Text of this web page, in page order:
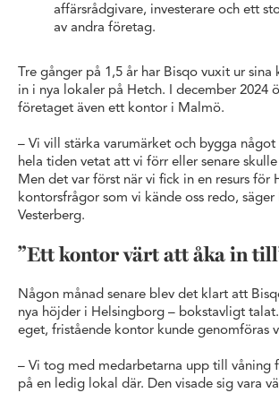
affärsrådgivare, investerare och ett
av andra företag.
Tre gånger på 1,5 år har Bisqo vuxit ur
in i nya lokaler på Hetch. I december 2024
företaget även ett kontor i Malmö.
– Vi vill stärka varumärket och bygga
hela tiden vetat att vi förr eller senare
Men det var först när vi fick in en resurs för
kontorsfrågor som vi kände oss redo, säger
Vesterberg.
”Ett kontor värt att åka in
Någon månad senare blev det klart att
nya höjder i Helsingborg – bokstavligt
eget, fristående kontor kunde genomföras
– Vi tog med medarbetarna upp till våning
på en ledig lokal där. Den visade sig vara